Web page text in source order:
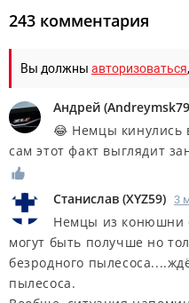
243 комментария
Вы должны авторизоваться
Андрей (Andreymsk79
😂 Немцы кинулись
сам этот факт выглядит
Станислав (XYZ59) 3
Немцы из конюшни
могут быть получше но
безродного
пылесоса.